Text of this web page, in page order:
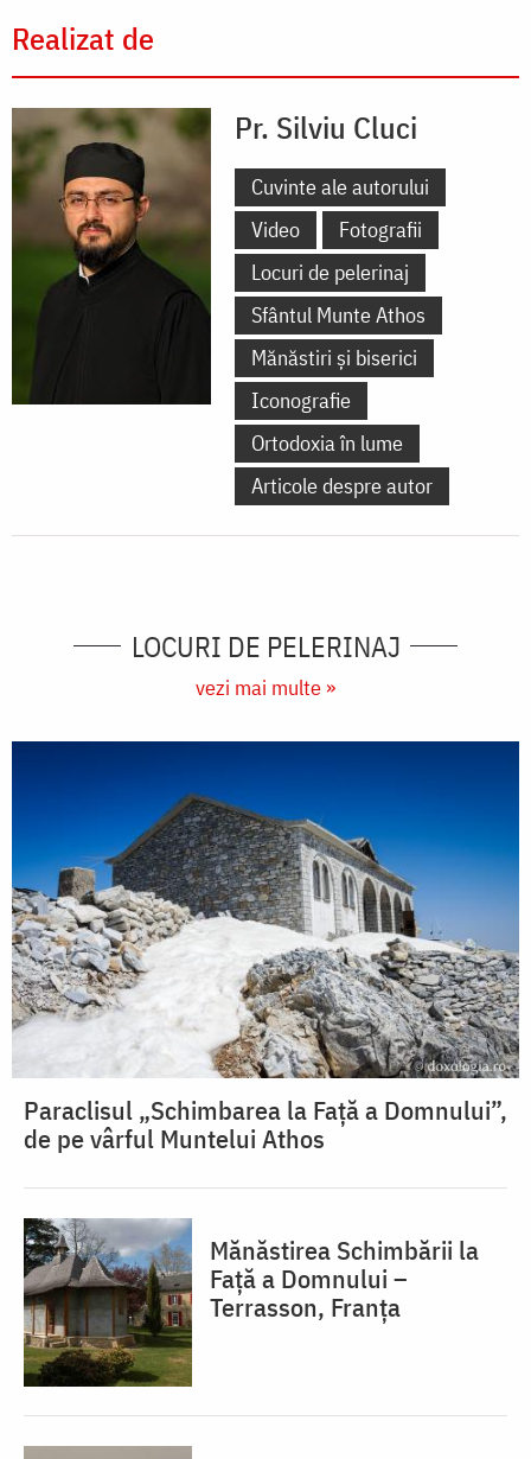
Realizat de
Pr. Silviu Cluci
Cuvinte ale autorului
Video
Fotografii
Locuri de pelerinaj
Sfântul Munte Athos
Mănăstiri și biserici
Iconografie
Ortodoxia în lume
Articole despre autor
LOCURI DE PELERINAJ
vezi mai multe »
Paraclisul „Schimbarea la Față a Domnului”,
de pe vârful Muntelui Athos
Mănăstirea Schimbării la
Față a Domnului –
Terrasson, Franţa